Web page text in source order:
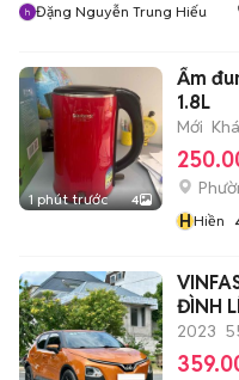
Đặng Nguyễn Trung Hiếu
1 phút trước 4
Ấm
1.8L
Mới
HHiền
ĐÌNH
2023